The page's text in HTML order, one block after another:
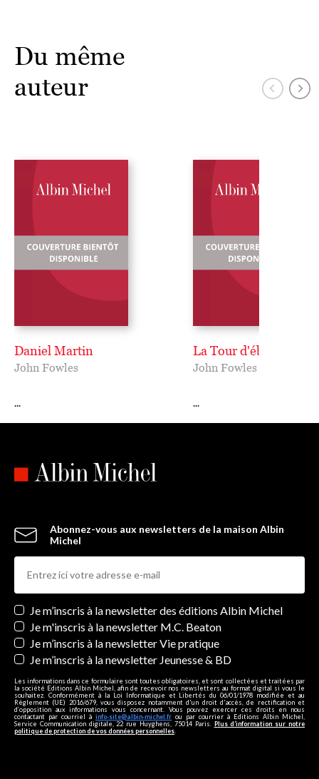
Du même
auteur
Daniel Martin
John Fowles
La Tour d'ébène
John Fowles
Abonnez-vous aux newsletters de la maison Albin
Michel
Newsletters
Je m’inscris à la newsletter des éditions Albin Michel
Je m'inscris à la newsletter M.C. Beaton
Je m’inscris à la newsletter Vie pratique
Je m’inscris à la newsletter Jeunesse & BD
Les informations dans ce formulaire sont toutes obligatoires, et sont collectées et traitées par
la société Editions Albin Michel, afin de recevoir nos newsletters au format digital si vous le
souhaitez. Conformément à la Loi Informatique et Libertés du 06/01/1978 modifiée et au
Règlement (UE) 2016/679, vous disposez notamment d'un droit d'accès, de rectification et
d’opposition aux informations vous concernant. Vous pouvez exercer ces droits en nous
contactant par courriel à info-site@albin-michel.fr ou par courrier à Editions Albin Michel,
Service Communication digitale, 22 rue Huyghens, 75014 Paris. Plus d’information sur notre
politique de protection de vos données personnelles